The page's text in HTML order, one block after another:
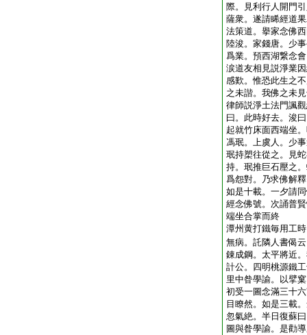
際。見利行人開門
薩衆。遂請睎經道
法策道。擧家念佛
陸浚。家錢唐。少
爲業。預西湖繋念
涙道友相見説淨業
感歎。惟恐此生之
之未諧。我佛之未
律師説淨土法門諷
曰。此時好去。浚
起就竹床面西端坐
馮珉。上虞人。少
珉持槊往從之。見
持。珉推巨石壓之
爲怨對。乃求佛解
如是十載。一夕請
經念佛號。次誦普
端坐合掌而終
潭州黄打鐵毎用工
無病。託隣人書偈
錬成鋼。太平將近
計公。四明桃源鐵
里中昝學諭。以擘
初受一圖念滿三十
目瞭然。如是三載
忽氣絶。半日復蘇
圖與昝學諭。是勸